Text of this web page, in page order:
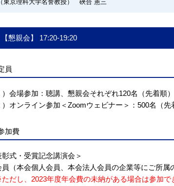
東京理科大学名誉教授） 硤合 憲三
【懇親会】 17:20-19:20
員
）会場参加：聴講、懇親会それぞれ120名（先着順）
）オンライン参加＜Zoomウェビナー＞：500名（先
加費
彰式・受賞記念講演会＞
員（本会個人会員、本会法人会員の企業等にご所属
だし、2023年度年会費の未納がある場合は参加